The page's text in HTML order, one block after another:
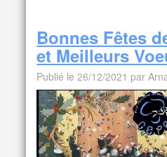
Bonnes Fêtes
et Meilleurs
Publié le 26/12/2021 par